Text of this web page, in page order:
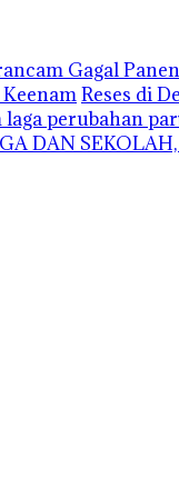
Gagal
Reses di
perubahan
DAN